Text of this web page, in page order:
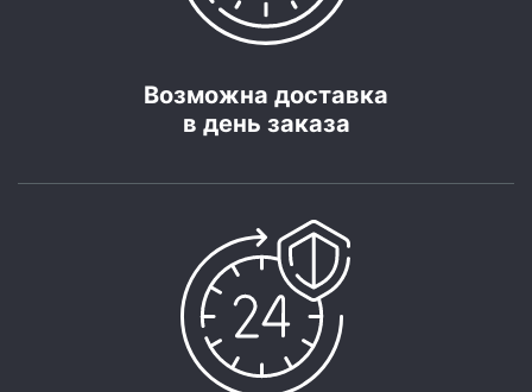
Возможна доставка
в день заказа